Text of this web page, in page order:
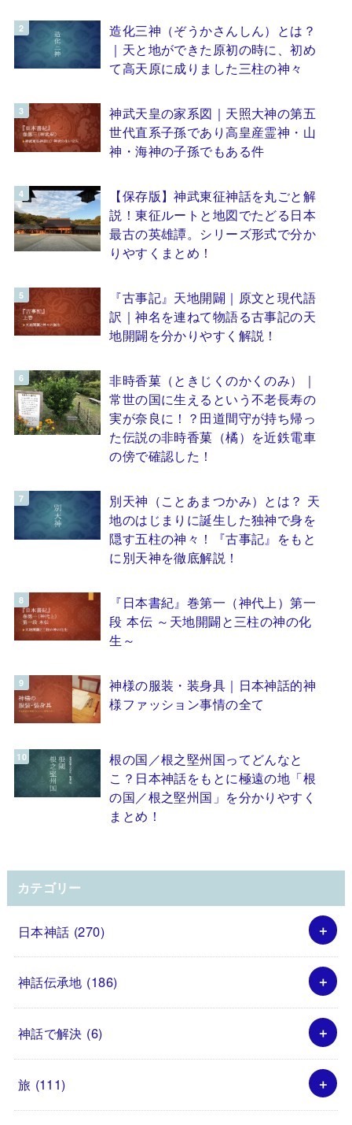
造化三神（ぞうかさんしん）とは？
｜天と地ができた原初の時に、初め
て高天原に成りました三柱の神々
神武天皇の家系図｜天照大神の第五
世代直系子孫であり高皇産霊神・山
神・海神の子孫でもある件
【保存版】神武東征神話を丸ごと解
説！東征ルートと地図でたどる日本
最古の英雄譚。シリーズ形式で分か
りやすくまとめ！
『古事記』天地開闢｜原文と現代語
訳｜神名を連ねて物語る古事記の天
地開闢を分かりやすく解説！
非時香菓（ときじくのかくのみ）｜
常世の国に生えるという不老長寿の
実が奈良に！？田道間守が持ち帰っ
た伝説の非時香菓（橘）を近鉄電車
の傍で確認した！
別天神（ことあまつかみ）とは？ 天
地のはじまりに誕生した独神で身を
隠す五柱の神々！『古事記』をもと
に別天神を徹底解説！
『日本書紀』巻第一（神代上）第一
段 本伝 ～天地開闢と三柱の神の化
生～
神様の服装・装身具｜日本神話的神
様ファッション事情の全て
根の国／根之堅州国ってどんなと
こ？日本神話をもとに極遠の地「根
の国／根之堅州国」を分かりやすく
まとめ！
カテゴリー
日本神話 (270)
神話伝承地 (186)
神話で解決 (6)
旅 (111)